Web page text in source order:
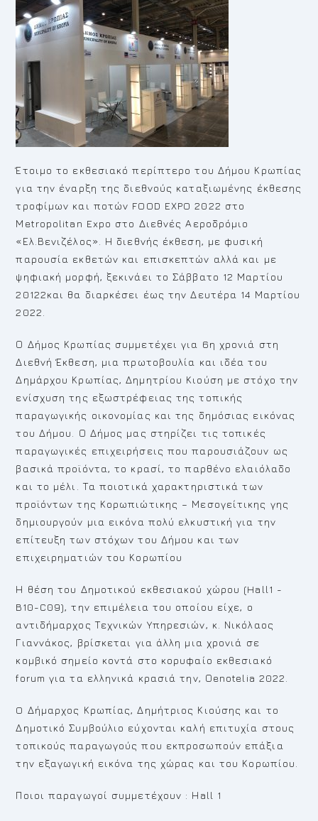
Έτοιμο το εκθεσιακό περίπτερο του Δήμου Κρωπίας
για την έναρξη της διεθνούς καταξιωμένης έκθεσης
τροφίμων και ποτών FOOD EXPO 2022 στο
Μetropolitan Expo στο Διεθνές Αεροδρόμιο
«Ελ.Βενιζέλος». Η διεθνής έκθεση, με φυσική
παρουσία εκθετών και επισκεπτών αλλά και με
ψηφιακή μορφή, ξεκινάει το Σάββατο 12 Μαρτίου
20122και θα διαρκέσει έως την Δευτέρα 14 Μαρτίου
2022.
Ο Δήμος Κρωπίας συμμετέχει για 6η χρονιά στη
Διεθνή Έκθεση, μια πρωτοβουλία και ιδέα του
Δημάρχου Κρωπίας, Δημητρίου Κιούση με στόχο την
ενίσχυση της εξωστρέφειας της τοπικής
παραγωγικής οικονομίας και της δημόσιας εικόνας
του Δήμου. Ο Δήμος μας στηρίζει τις τοπικές
παραγωγικές επιχειρήσεις που παρουσιάζουν ως
βασικά προϊόντα, το κρασί, το παρθένο ελαιόλαδο
και το μέλι. Τα ποιοτικά χαρακτηριστικά των
προϊόντων της Κορωπιώτικης – Μεσογείτικης γης
δημιουργούν μια εικόνα πολύ ελκυστική για την
επίτευξη των στόχων του Δήμου και των
επιχειρηματιών του Κορωπίου
Η θέση του Δημοτικού εκθεσιακού χώρου (Hall1 -
B10-C09), την επιμέλεια του οποίου είχε, ο
αντιδήμαρχος Τεχνικών Υπηρεσιών, κ. Νικόλαος
Γιαννάκος, βρίσκεται για άλλη μια χρονιά σε
κομβικό σημείο κοντά στο κορυφαίο εκθεσιακό
forum για τα ελληνικά κρασιά την, Οenotelia 2022.
O Δήμαρχος Κρωπίας, Δημήτριος Κιούσης και το
Δημοτικό Συμβούλιο εύχονται καλή επιτυχία στους
τοπικούς παραγωγούς που εκπροσωπούν επάξια
την εξαγωγική εικόνα της χώρας και του Κορωπίου.
Ποιοι παραγωγοί συμμετέχουν : Ηall 1